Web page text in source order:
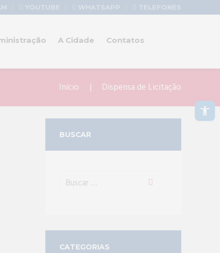
YOUTUBE WHATSAPP TELEFONES
A Cidade Contatos
Início Dispensa de Licitação
BUSCAR
CATEGORIAS
Abrir a barra de ferramentas